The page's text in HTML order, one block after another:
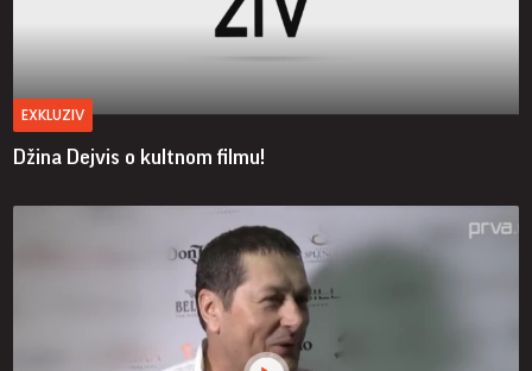
EXKLUZIV
Džina Dejvis o kultnom filmu!